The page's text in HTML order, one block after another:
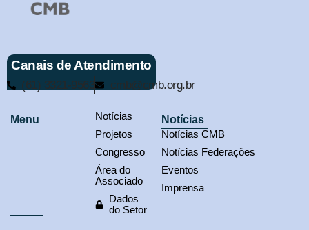
Canais de Atendimento
(61) 3321-9563 cmb@cmb.org.br
Menu
Notícias
Projetos
Congresso
Área do
Associado
Dados
do Setor
Notícias
Notícias CMB
Notícias Federações
Eventos
Imprensa